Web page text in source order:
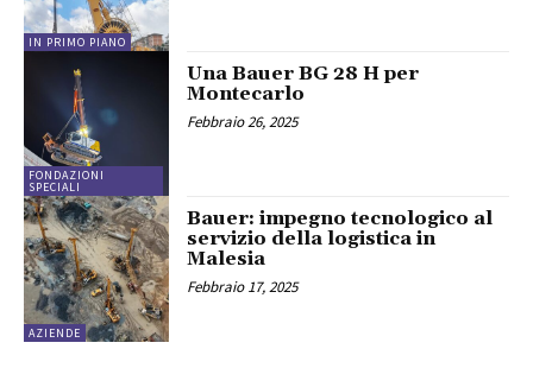
IN PRIMO PIANO
FONDAZIONI
SPECIALI
Una Bauer BG 28 H per
Montecarlo
Febbraio 26, 2025
AZIENDE
Bauer: impegno tecnologico al
servizio della logistica in
Malesia
Febbraio 17, 2025